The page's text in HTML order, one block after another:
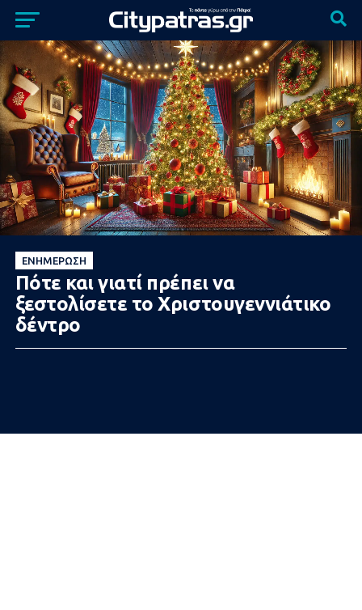
ΕΝΗΜΈΡΩΣΗ
Πότε και γιατί πρέπει να
ξεστολίσετε το Χριστουγεννιάτικο
δέντρο